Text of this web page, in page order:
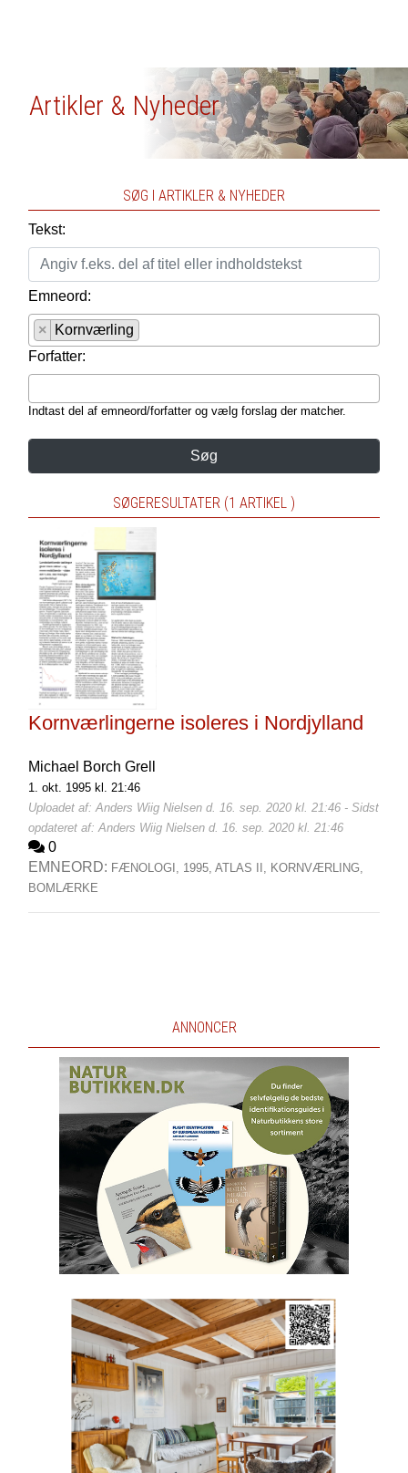
Artikler & Nyheder
SØG I ARTIKLER & NYHEDER
Tekst:
Emneord:
×
Kornværling
Forfatter:
Indtast del af emneord/forfatter og vælg forslag der matcher.
Søg
SØGERESULTATER (1 ARTIKEL )
Kornværlingerne isoleres i Nordjylland
Michael Borch Grell
1. okt. 1995 kl. 21:46
Uploadet af: Anders Wiig Nielsen d. 16. sep. 2020 kl. 21:46 - Sidst
opdateret af: Anders Wiig Nielsen d. 16. sep. 2020 kl. 21:46
0
EMNEORD: FÆNOLOGI, 1995, ATLAS II, KORNVÆRLING,
BOMLÆRKE
ANNONCER